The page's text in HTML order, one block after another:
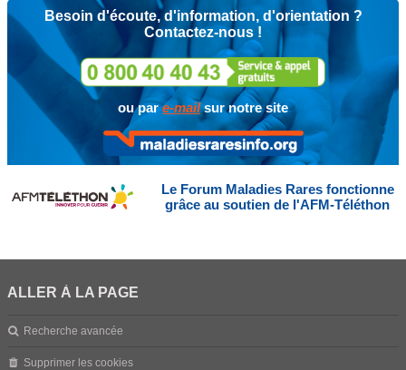
Besoin d'écoute, d'information, d'orientation ?
Contactez-nous !
ou pare-mailsur notre site
Le Forum Maladies Rares fonctionne
grâce au soutien de l'AFM-Téléthon
ALLER À LA PAGE
Recherche avancée
Supprimer les cookies